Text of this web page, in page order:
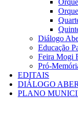
Diálogo
Educação
Feira Mogi
Pró-
EDITAIS
DIÁLOGO
PLANO